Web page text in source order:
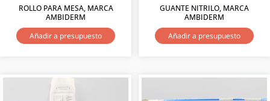
ROLLO PARA MESA, MARCA
AMBIDERM
Añadir a presupuesto
GUANTE NITRILO, MARCA
AMBIDERM
Añadir a presupuesto